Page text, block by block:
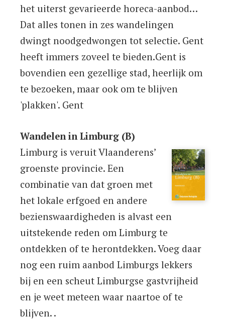
het uiterst gevarieerde horeca-aanbod…
Dat alles tonen in zes wandelingen
dwingt noodgedwongen tot selectie. Gent
heeft immers zoveel te bieden.Gent is
bovendien een gezellige stad, heerlijk om
te bezoeken, maar ook om te blijven
'plakken'. Gent
Wandelen in Limburg (B)
Limburg is veruit Vlaanderens’
groenste provincie. Een
combinatie van dat groen met
het lokale erfgoed en andere
bezienswaardigheden is alvast een
uitstekende reden om Limburg te
ontdekken of te herontdekken. Voeg daar
nog een ruim aanbod Limburgs lekkers
bij en een scheut Limburgse gastvrijheid
en je weet meteen waar naartoe of te
blijven. .